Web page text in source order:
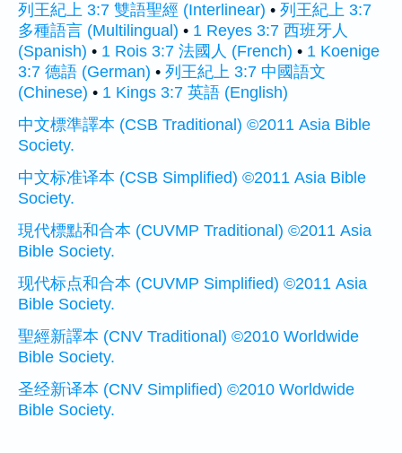
列王紀上 3:7 雙語聖經 (Interlinear) • 列王紀上 3:7
多種語言 (Multilingual) • 1 Reyes 3:7 西班牙人
(Spanish) • 1 Rois 3:7 法國人 (French) • 1 Koenige
3:7 德語 (German) • 列王紀上 3:7 中國語文
(Chinese) • 1 Kings 3:7 英語 (English)
中文標準譯本 (CSB Traditional) ©2011 Asia Bible
Society.
中文标准译本 (CSB Simplified) ©2011 Asia Bible
Society.
現代標點和合本 (CUVMP Traditional) ©2011 Asia
Bible Society.
现代标点和合本 (CUVMP Simplified) ©2011 Asia
Bible Society.
聖經新譯本 (CNV Traditional) ©2010 Worldwide
Bible Society.
圣经新译本 (CNV Simplified) ©2010 Worldwide
Bible Society.